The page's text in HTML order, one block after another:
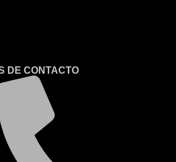
DE CONTACTO